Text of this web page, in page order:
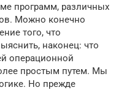
программ, различных
Можно конечно
того, что
наконец: что
операционной
простым путем. Мы
Но прежде